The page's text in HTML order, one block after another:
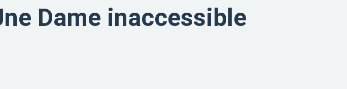
Dame inaccessible